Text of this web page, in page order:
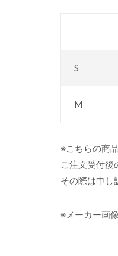
S
M
※こちらの商
ご注文受付後
その際は申し
※メーカー画